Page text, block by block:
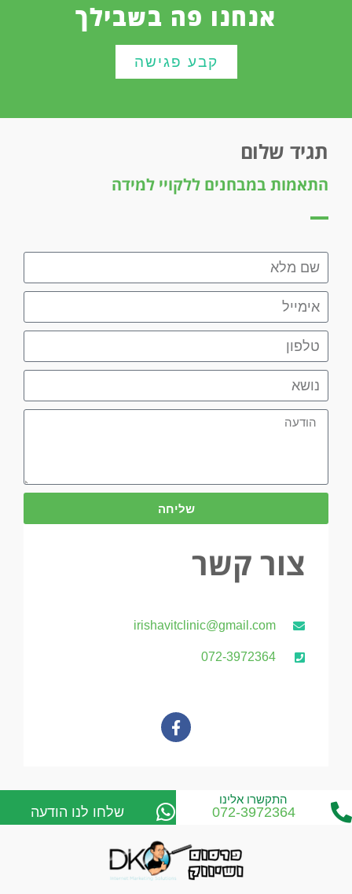
אנחנו פה בשבילך
קבע פגישה
תגיד שלום
התאמות במבחנים ללקויי למידה
שליחה
צור קשר
irishavitclinic@gmail.com
072-3972364
התקשרו אלינו
072-3972364 שלחו לנו הודעה